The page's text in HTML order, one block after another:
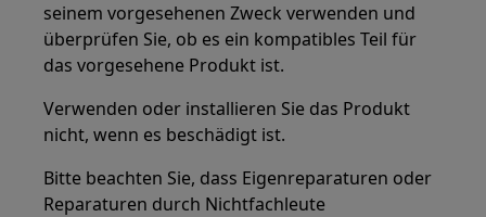
seinem vorgesehenen Zweck verwenden und
überprüfen Sie, ob es ein kompatibles Teil für
das vorgesehene Produkt ist.
Verwenden oder installieren Sie das Produkt
nicht, wenn es beschädigt ist.
Bitte beachten Sie, dass Eigenreparaturen oder
Reparaturen durch Nichtfachleute